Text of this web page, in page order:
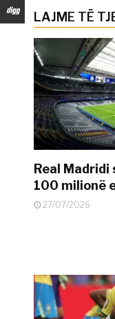
LAJME TË
Real Madridi
100 milionë
27/07/2026